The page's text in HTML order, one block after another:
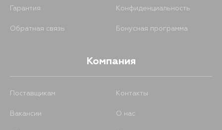
Гарантия Конфиденциальность
Обратная связь Бонусная программа
Компания
Поставщикам Контакты
Вакансии О нас